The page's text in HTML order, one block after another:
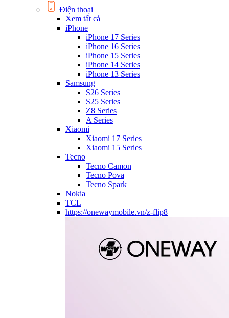
Điện thoại
Xem tất cả
iPhone
iPhone 17 Series
iPhone 16 Series
iPhone 15 Series
iPhone 14 Series
iPhone 13 Series
Samsung
S26 Series
S25 Series
Z8 Series
A Series
Xiaomi
Xiaomi 17 Series
Xiaomi 15 Series
Tecno
Tecno Camon
Tecno Pova
Tecno Spark
Nokia
TCL
https://onewaymobile.vn/z-flip8